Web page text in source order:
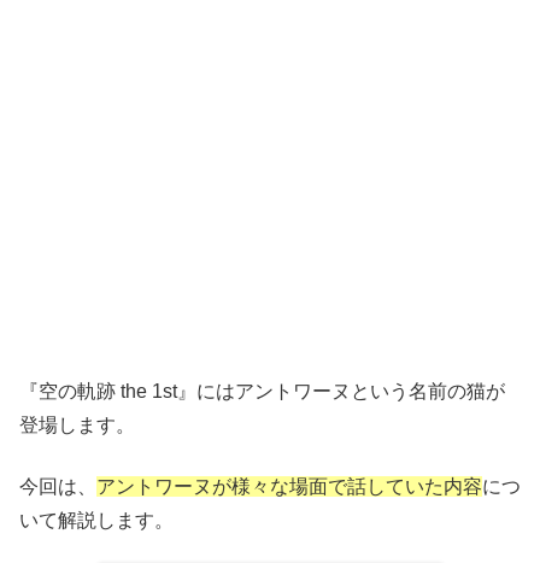
『空の軌跡 the 1st』にはアントワーヌという名前の猫が
登場します。
今回は、 アントワーヌが様々な場面で話していた内容につ
いて解説します。